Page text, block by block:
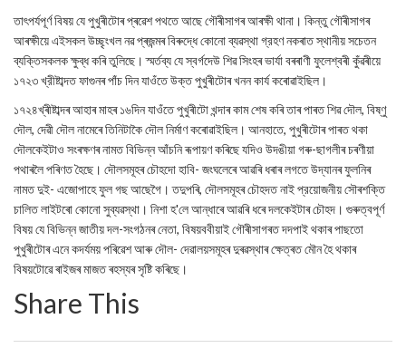
তাৎপর্যপূর্ণ বিষয় যে পুখুৰীটোৰ প্ৰৱেশ পথতে আছে গৌৰীসাগৰ আৰক্ষী থানা। কিন্তু গৌৰীসাগৰ
আৰক্ষীয়ে এইসকল উচ্ছৃংখল নৱ প্ৰজন্মৰ বিৰুদ্ধে কোনো ব্যৱস্থা গ্রহণ নকৰাত স্থানীয় সচেতন
ব্যক্তিসকলক ক্ষুব্ধ কৰি তুলিছে। স্মর্তব্য যে স্বৰ্গদেউ শিৱ সিংহৰ ভাৰ্যা বৰৰাণী ফুলেশ্বৰী কুঁৱৰীয়ে
১৭২৩ খ্রীষ্টাব্দত ফাগুনৰ পাঁচ দিন যাওঁতে উক্ত পুখুৰীটোৰ খনন কাৰ্য কৰোৱাইছিল।
১৭২৪খ্ৰীষ্টাব্দৰ আহাৰ মাহৰ ১৬দিন যাওঁতে পুখুৰীটো খন্দাৰ কাম শেষ কৰি তাৰ পাৰত শিৱ দৌল, বিষ্ণু
দৌল, দেৱী দৌল নামেৰে তিনিটাকৈ দৌল নিৰ্মাণ কৰোৱাইছিল। আনহাতে, পুখুৰীটোৰ পাৰত থকা
দৌলকেইটাও সংৰক্ষণৰ নামত বিভিন্ন আঁচনি ৰূপায়ণ কৰিছে যদিও উদঙীয়া গৰু-ছাগলীৰ চৰণীয়া
পথাৰলৈ পৰিণত হৈছে। দৌলসমূহৰ চৌহদো হাবি- জংঘলেৰে আৱৰি ধৰাৰ লগতে উদ্যানৰ ফুলনিৰ
নামত দুই- এজোপাহে ফুল গছ আছেগৈ। তদুপৰি, দৌলসমূহৰ চৌহদত নাই প্রয়োজনীয় সৌৰশক্তি
চালিত লাইটৰো কোনো সুব্যৱস্থা। নিশা হ'লে আন্ধাৰে আৱৰি ধৰে দলকেইটাৰ চৌহদ। গুৰুত্বপূর্ণ
বিষয় যে বিভিন্ন জাতীয় দল-সংগঠনৰ নেতা, বিষয়ববীয়াই গৌৰীসাগৰত দদপাই থকাৰ পাছতো
পুখুৰীটোৰ এনে কদর্যময় পৰিৱেশ আৰু দৌল- দেৱালয়সমূহৰ দুৰৱস্থাৰ ক্ষেত্ৰত মৌন হৈ থকাৰ
বিষয়টোৱে ৰাইজৰ মাজত ৰহস্যৰ সৃষ্টি কৰিছে।
Share This